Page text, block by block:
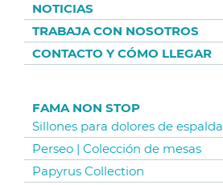
NOTICIAS
TRABAJA CON NOSOTROS
CONTACTO Y CÓMO LLEGAR
FAMA NON STOP
Sillones para dolores de espalda
Perseo | Colección de mesas
Papyrus Collection